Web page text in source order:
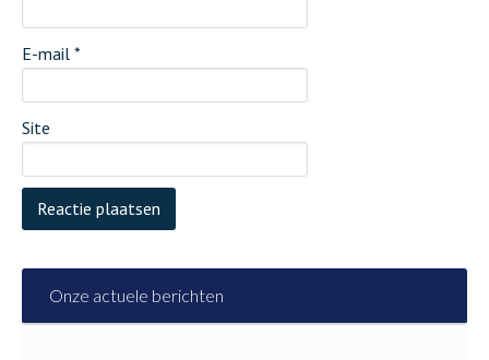
E-mail *
Site
Onze actuele berichten